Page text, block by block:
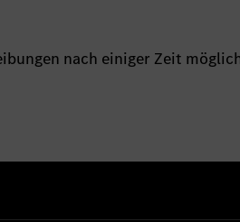
nach einiger Zeit